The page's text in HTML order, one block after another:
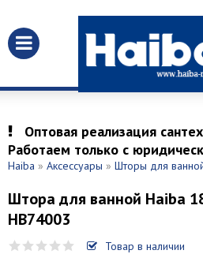
Оптовая реализация
Работаем только с
Haiba » Аксессуары » Шторы для
Штора для ванной Haiba
HB74003
Товар в наличии